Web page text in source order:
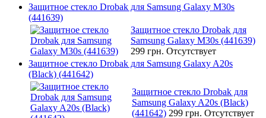
Защитное стекло Drobak для Samsung Galaxy M30s
(441639)
Защитное стекло Drobak для
Samsung Galaxy M30s (441639)
299 грн. Отсутствует
Защитное стекло Drobak для Samsung Galaxy A20s
(Black) (441642)
Защитное стекло Drobak для
Samsung Galaxy A20s (Black)
(441642) 299 грн. Отсутствует